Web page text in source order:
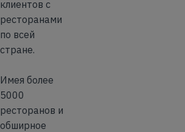
клиентов с
ресторанами
по всей
стране.
Имея более
5000
ресторанов и
обширное